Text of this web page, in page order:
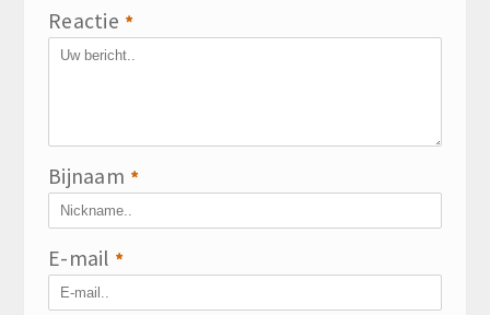
Reactie *
Bijnaam *
E-mail *